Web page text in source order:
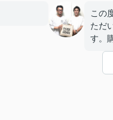
この
ただ
す。
本当
てい
して